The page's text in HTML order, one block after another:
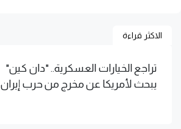
الاكثر قراءة
تراجع الخيارات العسكرية.. "دان كين"
يبحث لأمريكا عن مخرج من حرب إيران